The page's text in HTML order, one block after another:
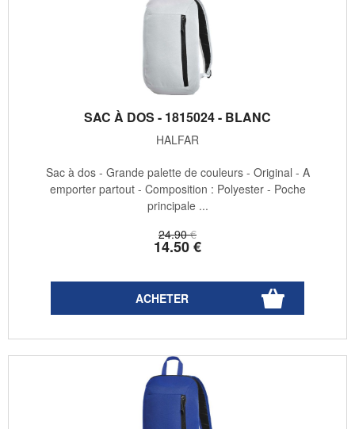
SAC À DOS - 1815024 - BLANC
HALFAR
24.90 €
14.50€
Sac à dos - Grande palette de couleurs - Original - A
emporter partout - Composition : Polyester - Poche
principale ...